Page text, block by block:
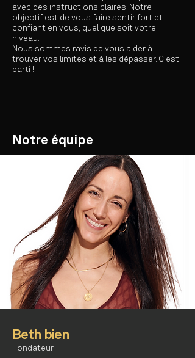
avec des instructions claires. Notre
objectif est de vous faire sentir fort et
confiant en vous, quel que soit votre
niveau.
Nous sommes ravis de vous aider à
trouver vos limites et à les dépasser. C'est
parti !
Notre équipe
Beth bien
Fondateur